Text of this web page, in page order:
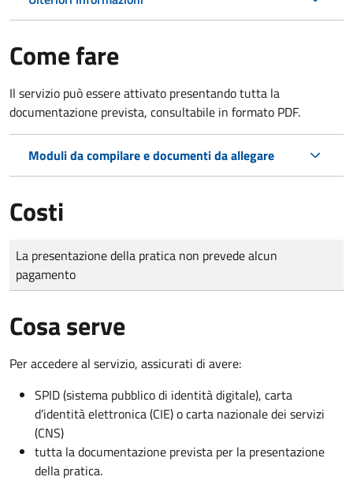
Come fare
Il servizio può essere attivato presentando tutta la
documentazione prevista, consultabile in formato PDF.
Moduli da compilare e documenti da allegare
Costi
Tipo di pagamento
Importo
La presentazione della pratica non prevede alcun
pagamento
Cosa serve
Per accedere al servizio, assicurati di avere:
SPID (sistema pubblico di identità digitale), carta
d’identità elettronica (CIE) o carta nazionale dei servizi
(CNS)
tutta la documentazione prevista per la presentazione
della pratica.